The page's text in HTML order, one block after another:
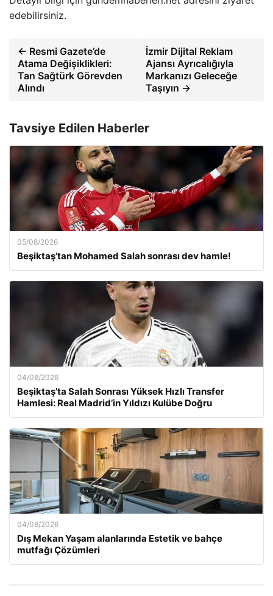
edebilirsiniz.
← Resmi Gazete’de
Atama Değişiklikleri:
Tan Sağtürk Görevden
Alındı
İzmir Dijital Reklam
Ajansı Ayrıcalığıyla
Markanızı Geleceğe
Taşıyın →
Tavsiye Edilen Haberler
05/08/2026
Beşiktaş’tan Mohamed Salah sonrası dev hamle!
04/08/2026
Beşiktaş’ta Salah Sonrası Yüksek Hızlı Transfer
Hamlesi: Real Madrid’in Yıldızı Kulübe Doğru
04/08/2026
Dış Mekan Yaşam alanlarında Estetik ve bahçe
mutfağı Çözümleri